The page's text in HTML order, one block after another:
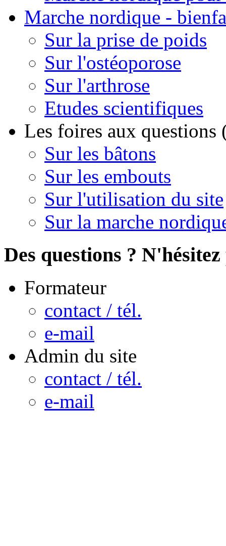
Marche nordique -
Sur la prise de poids
Sur l'ostéoporose
Sur l'arthrose
Etudes scientifiques
Les foires aux questions
Sur les bâtons
Sur les embouts
Sur l'utilisation du site
Sur la marche
Des questions ?
Formateur
contact / tél.
e-mail
Admin du site
contact / tél.
e-mail